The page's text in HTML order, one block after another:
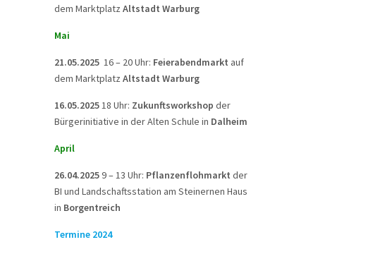
dem Marktplatz Altstadt Warburg
Mai
21.05.2025 16 – 20 Uhr: Feierabendmarkt auf
dem Marktplatz Altstadt Warburg
16.05.202518 Uhr: Zukunftsworkshop der
Bürgerinitiative in der Alten Schule in Dalheim
April
26.04.20259 – 13 Uhr: Pflanzenflohmarkt der
BI und Landschaftsstation am Steinernen Haus
in Borgentreich
Termine 2024